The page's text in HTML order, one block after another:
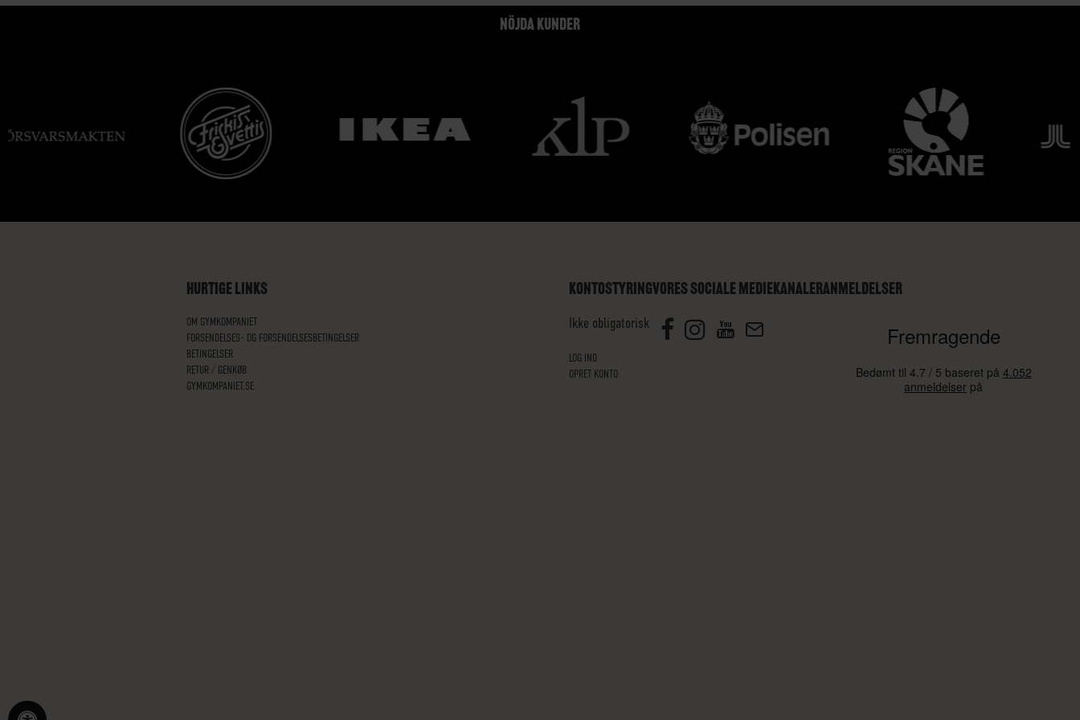
NÖJDA KUNDER
HURTIGE LINKS
OM GYMKOMPANIET
FORSENDELSES- OG FORSENDELSESBETINGELSER
BETINGELSER
RETUR / GENKØB
GYMKOMPANIET.SE
KONTOSTYRING
Ikke obligatorisk
LOG IND
OPRET KONTO
VORES SOCIALE MEDIEKANALERANMELDELSER